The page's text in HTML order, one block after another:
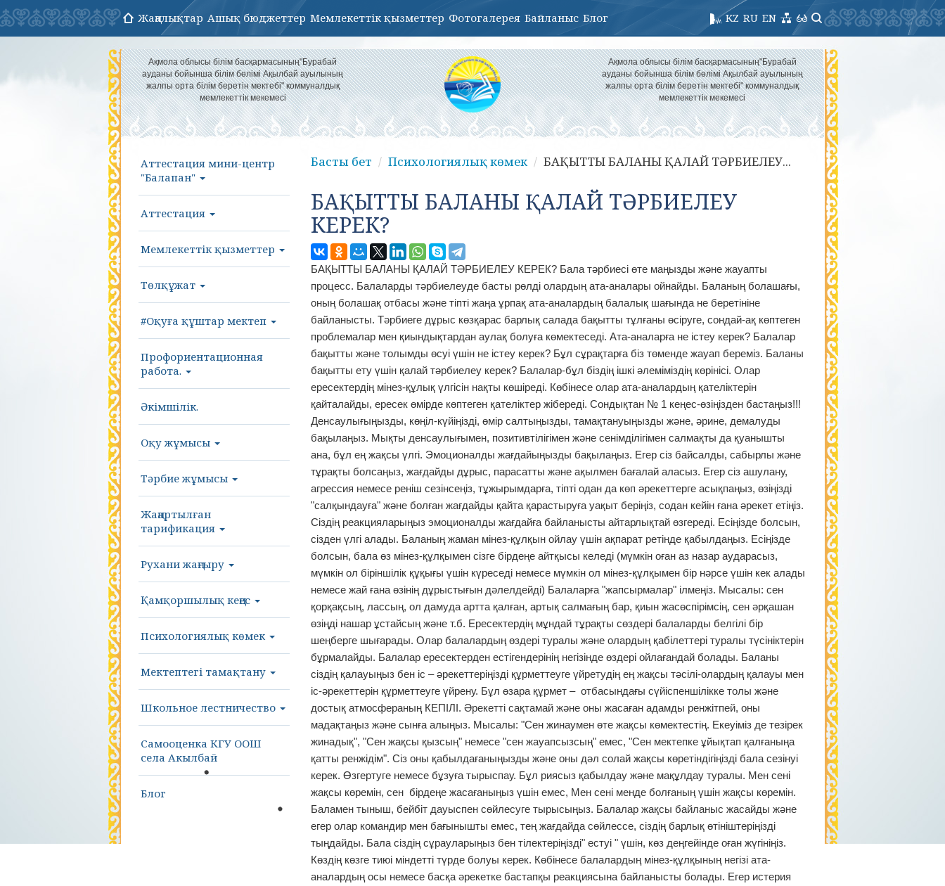
Жаңалықтар Ашық бюджеттер Мемлекеттік қызметтер Фотогалерея Байланыс Блог EN
RU
KZ
Ақмола облысы білім басқармасының"Бурабай
ауданы бойынша білім бөлімі Ақылбай ауылының
жалпы орта білім беретін мектебі" коммуналдық
мемлекеттік мекемесі
Ақмола облысы білім басқармасының"Бурабай
ауданы бойынша білім бөлімі Ақылбай ауылының
жалпы орта білім беретін мектебі" коммуналдық
мемлекеттік мекемесі
Аттестация мини-центр
"Балапан"
Аттестация
Мемлекеттік қызметтер
Төлқұжат
#Оқуға құштар мектеп
Профориентационная
работа.
Әкімшілік.
Оқу жұмысы
Тәрбие жұмысы
Жаңартылған
тарификация
Рухани жаңғыру
Қамқоршылық кеңес
Психологиялық көмек
Мектептегі тамақтану
Школьное лестничество
Самооценка КГУ ООШ
села Акылбай
Блог
Басты бет Психологиялық көмек БАҚЫТТЫ БАЛАНЫ ҚАЛАЙ ТӘРБИЕЛЕУ...
БАҚЫТТЫ БАЛАНЫ ҚАЛАЙ ТӘРБИЕЛЕУ
КЕРЕК?
БАҚЫТТЫ БАЛАНЫ ҚАЛАЙ ТӘРБИЕЛЕУ КЕРЕК? Бала тәрбиесі өте маңызды және жауапты
процесс. Балаларды тәрбиелеуде басты рөлді олардың ата-аналары ойнайды. Баланың болашағы,
оның болашақ отбасы және тіпті жаңа ұрпақ ата-аналардың балалық шағында не беретініне
байланысты. Тәрбиеге дұрыс көзқарас барлық салада бақытты тұлғаны өсіруге, сондай-ақ көптеген
проблемалар мен қиындықтардан аулақ болуға көмектеседі. Ата-аналарға не істеу керек? Балалар
бақытты және толымды өсуі үшін не істеу керек? Бұл сұрақтарға біз төменде жауап береміз. Баланы
бақытты ету үшін қалай тәрбиелеу керек? Балалар-бұл біздің ішкі әлеміміздің көрінісі. Олар
ересектердің мінез-құлық үлгісін нақты көшіреді. Көбінесе олар ата-аналардың қателіктерін
қайталайды, ересек өмірде көптеген қателіктер жібереді. Сондықтан № 1 кеңес-өзіңізден бастаңыз!!!
Денсаулығыңызды, көңіл-күйіңізді, өмір салтыңызды, тамақтануыңызды және, әрине, демалуды
бақылаңыз. Мықты денсаулығымен, позитивтілігімен және сенімділігімен салмақты да қуанышты
ана, бұл ең жақсы үлгі. Эмоционалды жағдайыңызды бақылаңыз. Егер сіз байсалды, сабырлы және
тұрақты болсаңыз, жағдайды дұрыс, парасатты және ақылмен бағалай аласыз. Егер сіз ашулану,
агрессия немесе реніш сезінсеңіз, тұжырымдарға, тіпті одан да көп әрекеттерге асықпаңыз, өзіңізді
"салқындауға" және болған жағдайды қайта қарастыруға уақыт беріңіз, содан кейін ғана әрекет етіңіз.
Сіздің реакцияларыңыз эмоционалды жағдайға байланысты айтарлықтай өзгереді. Есіңізде болсын,
сізден үлгі алады. Баланың жаман мінез-құлқын ойлау үшін ақпарат ретінде қабылдаңыз. Есіңізде
болсын, бала өз мінез-құлқымен сізге бірдеңе айтқысы келеді (мүмкін оған аз назар аударасыз,
мүмкін ол біріншілік құқығы үшін күреседі немесе мүмкін ол мінез-құлқымен бір нәрсе үшін кек алады
немесе жай ғана өзінің дұрыстығын дәлелдейді) Балаларға "жапсырмалар" ілмеңіз. Мысалы: сен
қорқақсың, лассың, ол дамуда артта қалған, артық салмағың бар, қиын жасөспірімсің, сен әрқашан
өзіңді нашар ұстайсың және т.б. Ересектердің мұндай тұрақты сөздері балаларды белгілі бір
шеңберге шығарады. Олар балалардың өздері туралы және олардың қабілеттері туралы түсініктерін
бұрмалайды. Балалар ересектерден естігендерінің негізінде өздері ойлағандай болады. Баланы
сіздің қалауыңыз бен іс – әрекеттеріңізді құрметтеуге үйретудің ең жақсы тәсілі-олардың қалауы мен
іс-әрекеттерін құрметтеуге үйрену. Бұл өзара құрмет – отбасындағы сүйіспеншілікке толы және
достық атмосфераның КЕПІЛІ. Әрекетті сақтамай және оны жасаған адамды ренжітпей, оны
мадақтаңыз және сынға алыңыз. Мысалы: "Сен жинаумен өте жақсы көмектестің. Екеуіміз де тезірек
жинадық", "Сен жақсы қызсың" немесе "сен жауапсызсың" емес, "Сен мектепке ұйықтап қалғаныңа
қатты ренжідім". Сіз оны қабылдағаныңызды және оны дәл солай жақсы көретіндігіңізді бала сезінуі
керек. Өзгертуге немесе бұзуға тырыспау. Бұл риясыз қабылдау және мақұлдау туралы. Мен сені
жақсы көремін, сен бірдеңе жасағаныңыз үшін емес, Мен сені менде болғаның үшін жақсы көремін.
Баламен тыныш, бейбіт дауыспен сөйлесуге тырысыңыз. Балалар жақсы байланыс жасайды және
егер олар командир мен бағынышты емес, тең жағдайда сөйлессе, сіздің барлық өтініштеріңізді
тыңдайды. Бала сіздің сұрауларыңыз бен тілектеріңізді" естуі " үшін, көз деңгейінде оған жүгініңіз.
Көздің көзге тиюі міндетті түрде болуы керек. Көбінесе балалардың мінез-құлқының негізі ата-
аналардың осы немесе басқа әрекетке бастапқы реакциясына байланысты болады. Егер истерия